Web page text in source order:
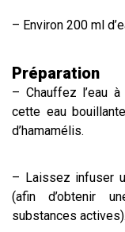
– Environ 200 ml
Préparation
– Chauffez l’eau
cette eau
d’hamamélis.
– Laissez infuser
(afin d’obtenir
substances actives).